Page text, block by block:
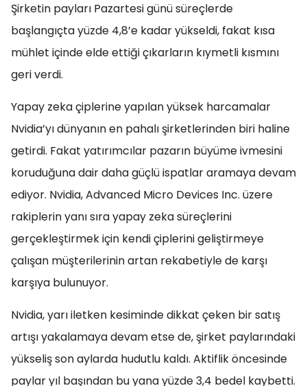
Şirketin payları Pazartesi günü süreçlerde
başlangıçta yüzde 4,8’e kadar yükseldi, fakat kısa
mühlet içinde elde ettiği çıkarların kıymetli kısmını
geri verdi.
Yapay zeka çiplerine yapılan yüksek harcamalar
Nvidia’yı dünyanın en pahalı şirketlerinden biri haline
getirdi. Fakat yatırımcılar pazarın büyüme ivmesini
koruduğuna dair daha güçlü ispatlar aramaya devam
ediyor. Nvidia, Advanced Micro Devices Inc. üzere
rakiplerin yanı sıra yapay zeka süreçlerini
gerçekleştirmek için kendi çiplerini geliştirmeye
çalışan müşterilerinin artan rekabetiyle de karşı
karşıya bulunuyor.
Nvidia, yarı iletken kesiminde dikkat çeken bir satış
artışı yakalamaya devam etse de, şirket paylarındaki
yükseliş son aylarda hudutlu kaldı. Aktiflik öncesinde
paylar yıl başından bu yana yüzde 3,4 bedel kaybetti.